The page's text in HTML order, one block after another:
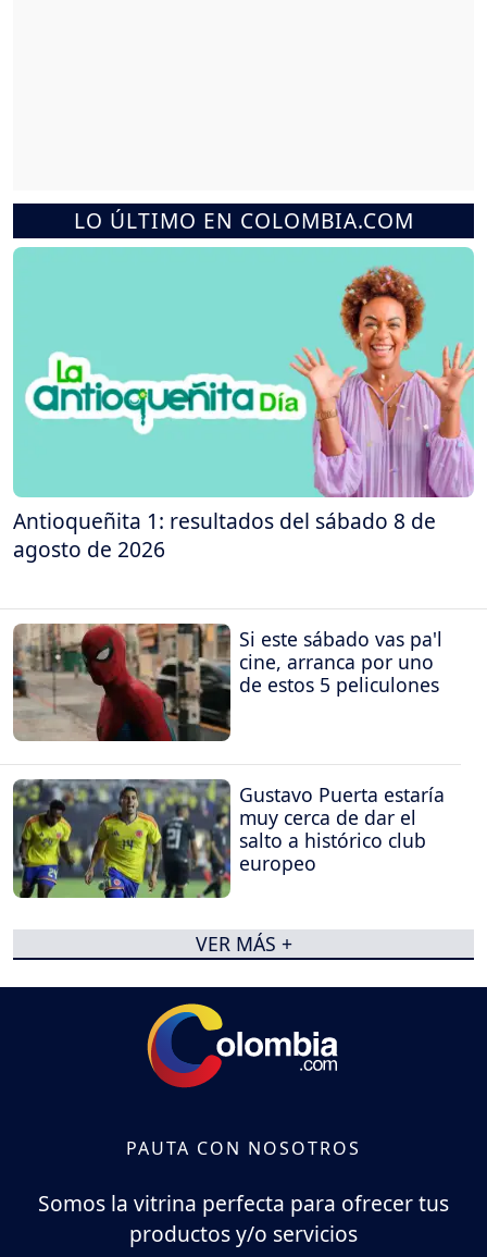
LO ÚLTIMO EN COLOMBIA.COM
Antioqueñita 1: resultados del sábado 8 de
agosto de 2026
Si este sábado vas pa'l
cine, arranca por uno
de estos 5 peliculones
Gustavo Puerta estaría
muy cerca de dar el
salto a histórico club
europeo
VER MÁS +
PAUTA CON NOSOTROS
Somos la vitrina perfecta para ofrecer tus
productos y/o servicios